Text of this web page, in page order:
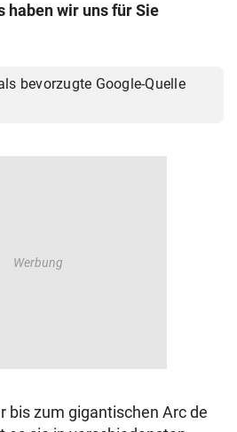
haben wir uns für Sie
bevorzugte Google-Quelle
bis zum gigantischen Arc de